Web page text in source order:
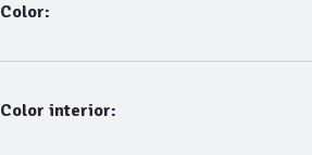
Color:
Color interior: